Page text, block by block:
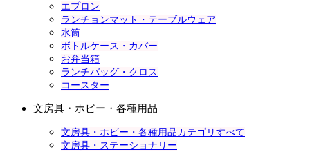
エプロン
ランチョンマット・テーブルウェア
水筒
ボトルケース・カバー
お弁当箱
ランチバッグ・クロス
コースター
文房具・ホビー・各種用品
文房具・ホビー・各種用品カテゴリすべて
文房具・ステーショナリー